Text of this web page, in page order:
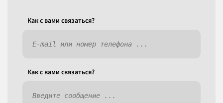
Как c вами связаться?
Как c вами связаться?